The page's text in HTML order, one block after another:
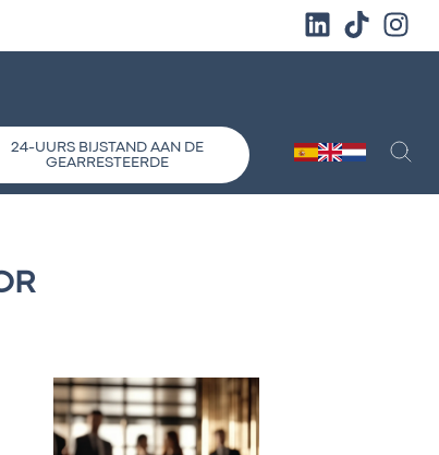
24-UURS BIJSTAND AAN DE
GEARRESTEERDE